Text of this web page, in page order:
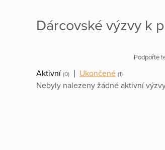
Dárcovské výzvy k
Podpořte
Aktivní (0) Ukončené (1)
Nebyly nalezeny žádné aktivní